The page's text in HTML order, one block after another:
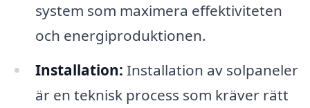
system som maximera effektiviteten
och energiproduktionen.
Installation: Installation av solpaneler
är en teknisk process som kräver rätt